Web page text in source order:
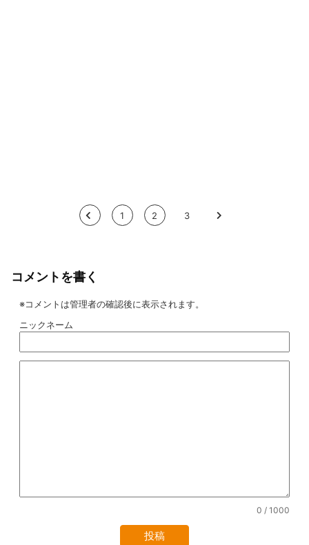
< 1 2 3 >
コメントを書く
※コメントは管理者の確認後に表示されます。
ニックネーム
0 / 1000